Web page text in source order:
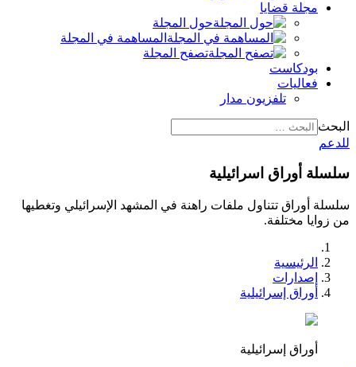
مجلة قضايا
حول المجلة
المساهمة في المجلة
تصفح المجلة
بودكاست
فعاليات
تلفزيون مدار
البحث
للدعم
سلسلة أوراق اسرائيلية
سلسلة أوراق تتناول ملفات راهنة في المشهد الإسرائيلي وتغطيها
من زوايا مختلفة.
الرئيسية
إصدارات
أوراق إسرائيلية
أوراق إسرائيلية